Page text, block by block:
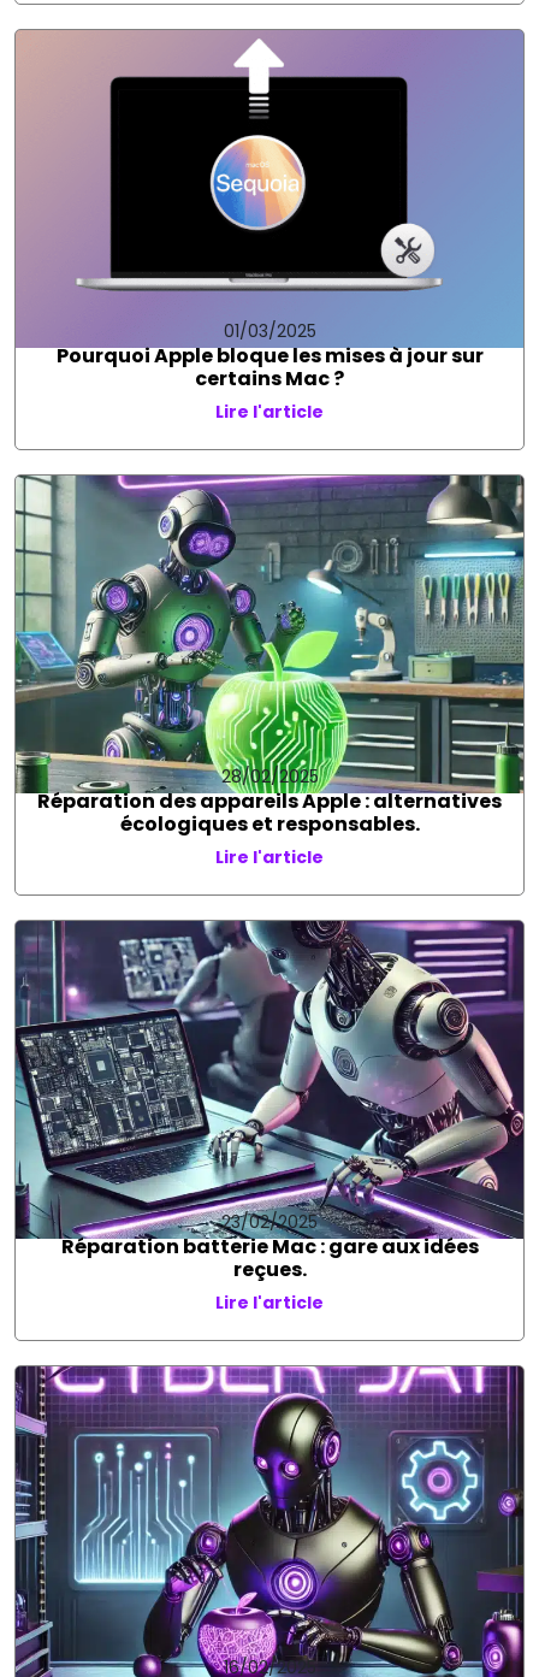
01/03/2025
Pourquoi Apple bloque les mises à jour sur
certains Mac ?
Lire l'article
28/02/2025
Réparation des appareils Apple : alternatives
écologiques et responsables.
Lire l'article
23/02/2025
Réparation batterie Mac : gare aux idées
reçues.
Lire l'article
16/02/2025